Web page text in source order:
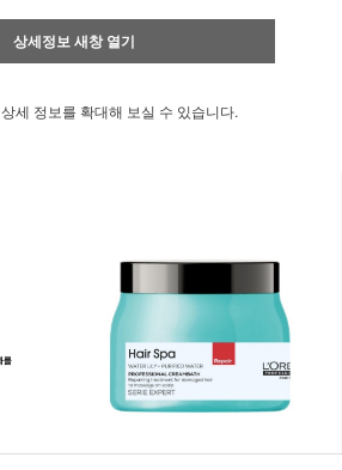
상세정보 새창 열기
상세 정보를 확대해 보실 수 있습니다.